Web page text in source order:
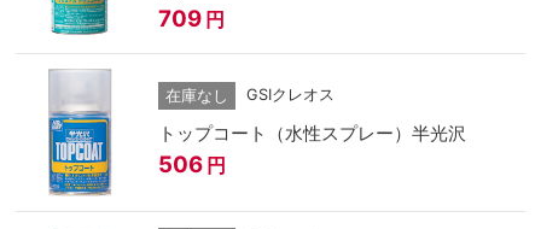
709 円
在庫なし GSIクレオス
トップコート（水性スプレー）半光沢
506 円